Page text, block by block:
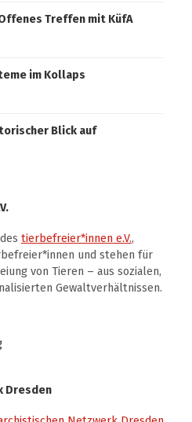
Treffen mit KüfA
im Kollaps
Blick auf
tierbefreier*innen e.V.,
und stehen für
von Tieren – aus sozialen,
Gewaltverhältnissen.
Dresden